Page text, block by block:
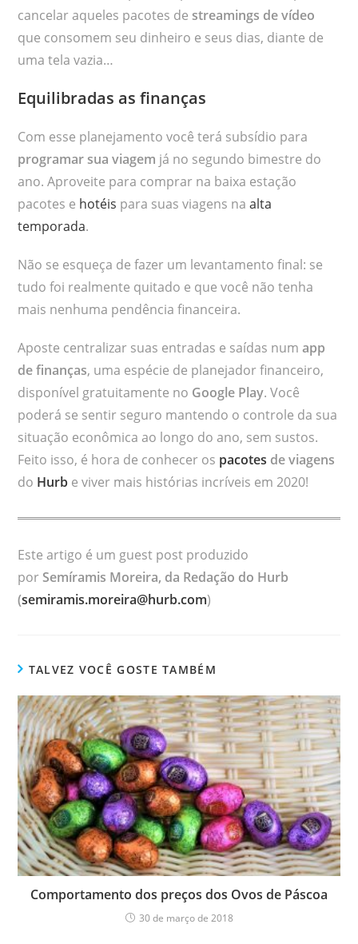
cancelar aqueles pacotes destreamings de vídeo
que consomem seu dinheiro e seus dias, diante de
uma tela vazia…
Equilibradas as finanças
Com esse planejamento você terá subsídio para
programar sua viagem já no segundo bimestre do
ano. Aproveite para comprar na baixa estação
pacotes e hotéis para suas viagens naalta
temporada.
Não se esqueça de fazer um levantamento final: se
tudo foi realmente quitado e que você não tenha
mais nenhuma pendência financeira.
Aposte centralizar suas entradas e saídas numapp
de finanças, uma espécie de planejador financeiro,
disponível gratuitamente no Google Play. Você
poderá se sentir seguro mantendo o controle da sua
situação econômica ao longo do ano, sem sustos.
Feito isso, é hora de conhecer os pacotes de viagens
do Hurb e viver mais histórias incríveis em 2020!
Este artigo é um guest post produzido
porSemíramis Moreira, da Redação do Hurb
(semiramis.moreira@hurb.com)
TALVEZ VOCÊ GOSTE TAMBÉM
Comportamento dos preços dos Ovos de Páscoa
30 de março de 2018